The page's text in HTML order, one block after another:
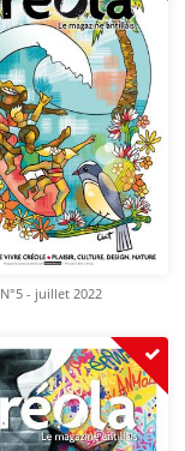
N°5 - juillet 2022